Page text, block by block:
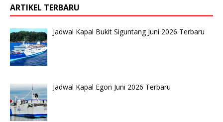
ARTIKEL TERBARU
Jadwal Kapal Bukit Siguntang Juni 2026 Terbaru
Jadwal Kapal Egon Juni 2026 Terbaru